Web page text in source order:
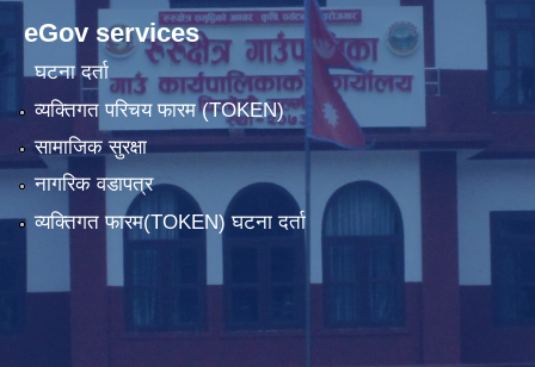
eGov services
घटना दर्ता
व्यक्तिगत परिचय फारम (TOKEN)
सामाजिक सुरक्षा
नागरिक वडापत्र
व्यक्तिगत फारम(TOKEN) घटना दर्ता